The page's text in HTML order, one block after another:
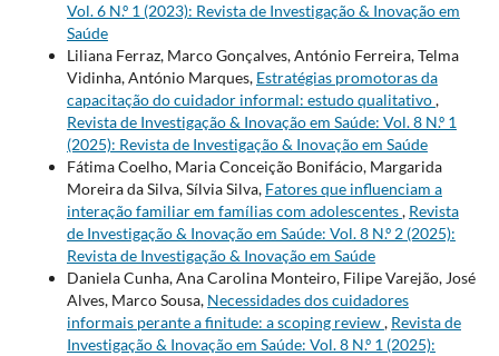
Vol. 6 N.º 1 (2023): Revista de Investigação & Inovação em
Saúde
Liliana Ferraz, Marco Gonçalves, António Ferreira, Telma
Vidinha, António Marques, Estratégias promotoras da
capacitação do cuidador informal: estudo qualitativo,
Revista de Investigação & Inovação em Saúde: Vol. 8 N.º 1
(2025): Revista de Investigação & Inovação em Saúde
Fátima Coelho, Maria Conceição Bonifácio, Margarida
Moreira da Silva, Sílvia Silva, Fatores que influenciam a
interação familiar em famílias com adolescentes, Revista
de Investigação & Inovação em Saúde: Vol. 8 N.º 2 (2025):
Revista de Investigação & Inovação em Saúde
Daniela Cunha, Ana Carolina Monteiro, Filipe Varejão, José
Alves, Marco Sousa, Necessidades dos cuidadores
informais perante a finitude: a scoping review, Revista de
Investigação & Inovação em Saúde: Vol. 8 N.º 1 (2025):